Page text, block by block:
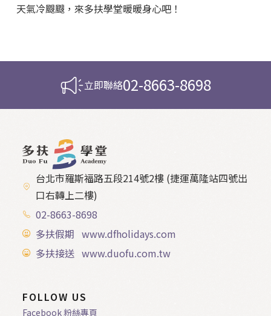
天氣冷颼颼，來多扶學堂暖暖身心吧！
立即聯絡02-8663-8698
台北市羅斯福路五段214號2樓 (捷運萬隆站四號出
口右轉上二樓)
02-8663-8698
多扶假期 www.dfholidays.com
多扶接送 www.duofu.com.tw
FOLLOW US
Facebook 粉絲專頁